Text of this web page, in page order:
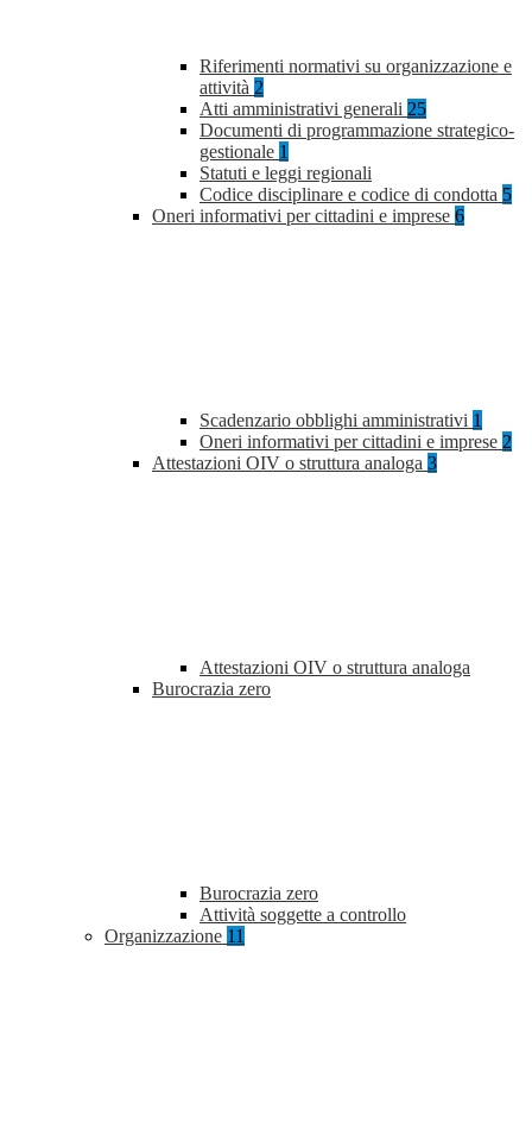
Riferimenti normativi su organizzazione e
attività 2
Atti amministrativi generali 25
Documenti di programmazione strategico-
gestionale 1
Statuti e leggi regionali
Codice disciplinare e codice di condotta 5
Oneri informativi per cittadini e imprese 6
Scadenzario obblighi amministrativi 1
Oneri informativi per cittadini e imprese 2
Attestazioni OIV o struttura analoga 3
Attestazioni OIV o struttura analoga
Burocrazia zero
Burocrazia zero
Attività soggette a controllo
Organizzazione 11